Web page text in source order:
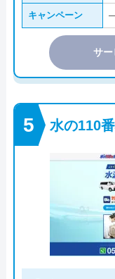
キャンペーン
サー
水の110